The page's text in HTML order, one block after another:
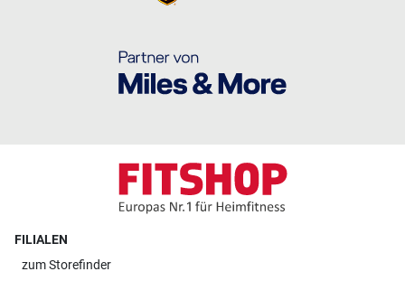
FILIALEN
zumStorefinder